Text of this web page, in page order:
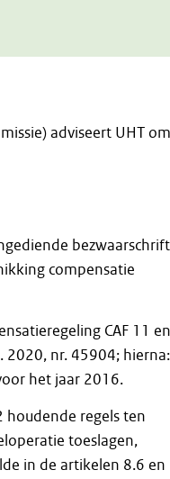
adviseert UHT om
compensatie
CAF 11 en
2020, nr. 45904; hierna:
het jaar 2016.
houdende regels ten
toeslagen,
in de artikelen 8.6 en